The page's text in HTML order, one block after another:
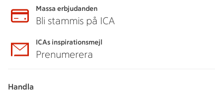
Massa erbjudanden
Bli stammis på ICA
ICAs inspirationsmejl
Prenumerera
Handla